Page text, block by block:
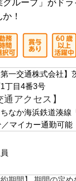
第一交通産
ループ」がド
！
一交通株式会社】
丁目4番3号
通アクセス】
なか海浜鉄道湊線
マイカー通勤可能